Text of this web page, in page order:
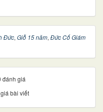
Đức, Giỗ 15 năm, Đức Cố Giám
đánh giá
bài viết